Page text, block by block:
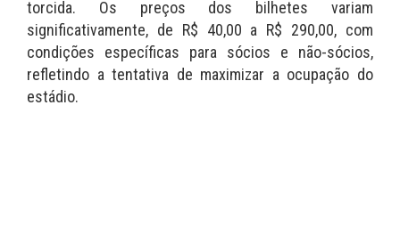
torcida. Os preços dos bilhetes variam
significativamente, de R$ 40,00 a R$ 290,00, com
condições específicas para sócios e não-sócios,
refletindo a tentativa de maximizar a ocupação do
estádio.